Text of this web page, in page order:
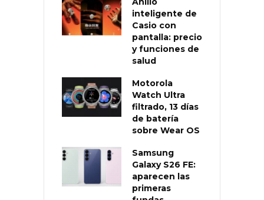
inteligente de
Casio con
pantalla: precio
y funciones de
salud
Motorola
Watch Ultra
filtrado, 13 días
de batería
sobre Wear OS
Samsung
Galaxy S26 FE:
aparecen las
primeras